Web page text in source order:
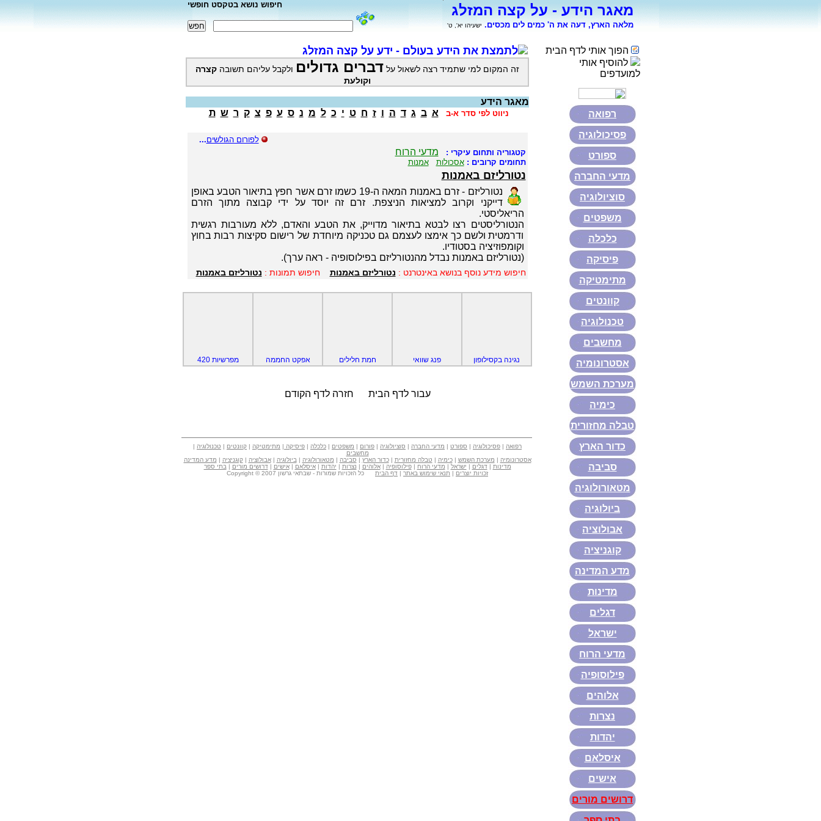
מאגר הידע - על קצה המזלג
מלאה הארץ, דעה את ה' כמים לים מכסים. ישעיהו יא', ט'
חיפוש נושא בטקסט חופשי
הפוך אותי לדף הבית
להוסיף אותי
למועדפים
רפואה
פסיכולוגיה
ספורט
מדעי החברה
סוציולוגיה
משפטים
כלכלה
פיסיקה
מתימטיקה
קוונטים
טכנולוגיה
מחשבים
אסטרונומיה
מערכת השמש
כימיה
טבלה מחזורית
כדור הארץ
סביבה
מטאורולוגיה
ביולוגיה
אבולוציה
קוגניציה
מדע המדינה
מדינות
דגלים
ישראל
מדעי הרוח
פילוסופיה
אלוהים
נצרות
יהדות
איסלאם
אישים
דרושים מורים
לתמצת את הידע בעולם - ידע על קצה המזלג
זה המקום למי שתמיד רצה לשאול על דברים גדולים ולקבל עליהם תשובה קצרה
וקולעת
מאגר הידע
ניווט לפי סדר א-ב א ב ג ד ה ו ז ח ט י כ ל מ נ ס ע פ צ ק ר ש ת
לפורום הגולשים...
קטגוריה ותחום עיקרי : מדעי הרוח
תחומים קרובים :אסכולות אמנות
נטורליזם באמנות
נטורליזם - זרם באמנות המאה ה-19 כשמו זרם אשר חפץ בתיאור הטבע באופן
דייקני וקרוב למציאות הניצפת. זרם זה יוסד על ידי קבוצה מתוך הזרם
הריאליסטי.
הנטורליסטים רצו לבטא בתיאור מדוייק, את הטבע והאדם, ללא מעורבות רגשית
ודרמטית ולשם כך אימצו לעצמם גם טכניקה מיוחדת של רישום סקיצות רבות בחוץ
וקומפוזיציה בסטודיו.
(נטורליזם באמנות נבדל מהנטורליזם בפילוסופיה - ראה ערך).
חיפוש מידע נוסף בנושא באינטרנט : נטורליזם באמנות חיפוש תמונות : נטורליזם באמנות
נגינה בקסילופון פנג שוואי חמת חלילים אפקט החממה מפרשיות 420
עבור לדף הבית חזרה לדף הקודם
רפואה | פסיכולוגיה | ספורט | מדעי החברה | סוציולוגיה | פורום | משפטים | כלכלה | פיסיקה | מתימטיקה | קוונטים | טכנולוגיה |
מחשבים
אסטרונומיה | מערכת השמש |כימיה | טבלה מחזורית |כדור הארץ | סביבה | מטאורולוגיה | ביולוגיה |אבולוציה |קוגניציה | מדע המדינה
מדינות |דגלים | ישראל | מדעי הרוח |פילוסופיה |אלוהים | נצרות | יהדות |איסלאם |אישים |דרושים מורים | בתי ספר
זכויות יוצרים | תנאי שימוש באתר | דף הבית כל הזכויות שמורות - שבתאי גרשון Copyright © 2007